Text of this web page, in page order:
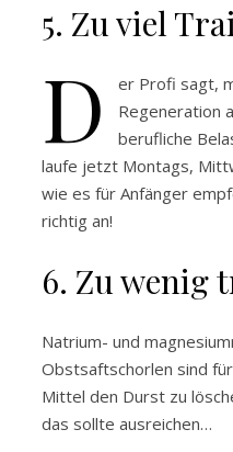
5. Zu viel
D
er Profi sagt,
Regeneration
berufliche
laufe jetzt Montags,
wie es für Anfänger
richtig an!
6. Zu wenig
Natrium- und
Obstsaftschorlen sind
Mittel den Durst zu
das sollte ausreichen…